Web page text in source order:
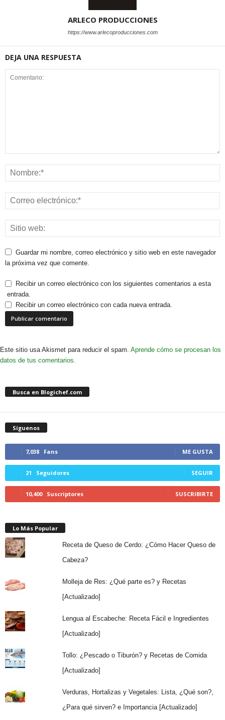
ARLECO PRODUCCIONES
https://www.arlecoproducciones.com
DEJA UNA RESPUESTA
Guardar mi nombre, correo electrónico y sitio web en este navegador
la próxima vez que comente.
Recibir un correo electrónico con los siguientes comentarios a esta
entrada.
Recibir un correo electrónico con cada nueva entrada.
Este sitio usa Akismet para reducir el spam. Aprende cómo se procesan los
datos de tus comentarios.
Busca en Blogichef.com
Síguenos
7,038 Fans ME GUSTA
21 Seguidores SEGUIR
10,400 Suscriptores SUSCRIBIRTE
Lo Más Popular
Receta de Queso de Cerdo: ¿Cómo Hacer Queso de
Cabeza?
Molleja de Res: ¿Qué parte es? y Recetas
[Actualizado]
Lengua al Escabeche: Receta Fácil e Ingredientes
[Actualizado]
Tollo: ¿Pescado o Tiburón? y Recetas de Comida
[Actualizado]
Verduras, Hortalizas y Vegetales: Lista, ¿Qué son?,
¿Para qué sirven? e Importancia [Actualizado]